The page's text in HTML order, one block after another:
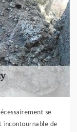
se
incontournable de